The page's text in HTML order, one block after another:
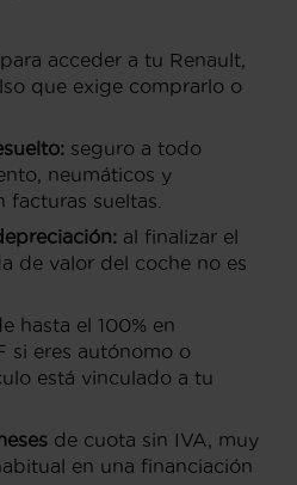
para acceder a tu Renault,
que exige comprarlo o
seguro a todo
neumáticos y
facturas sueltas.
al finalizar el
de valor del coche no es
hasta el 100% en
si eres autónomo o
está vinculado a tu
de cuota sin IVA, muy
en una financiación